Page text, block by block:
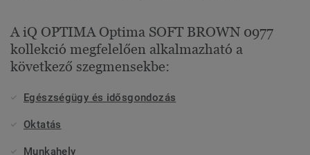
A iQ OPTIMA Optima SOFT BROWN 0977
kollekció megfelelően alkalmazható a
következő szegmensekbe:
Egészségügy és idősgondozás
Oktatás
Munkahely